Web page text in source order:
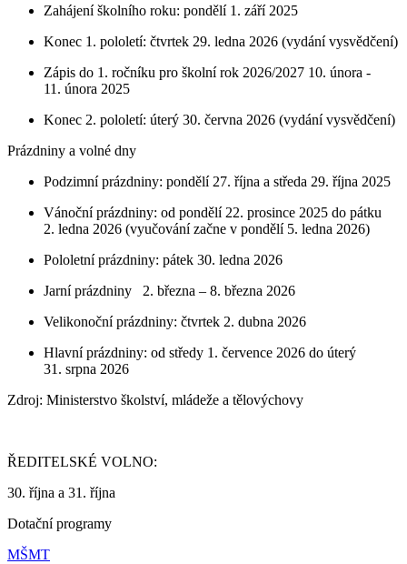
Zahájení školního roku: pondělí 1. září 2025
Konec 1. pololetí: čtvrtek 29. ledna 2026 (vydání vysvědčení)
Zápis do 1. ročníku pro školní rok 2026/2027 10. února -
11. února 2025
Konec 2. pololetí: úterý 30. června 2026 (vydání vysvědčení)
Prázdniny a volné dny
Podzimní prázdniny: pondělí 27. října a středa 29. října 2025
Vánoční prázdniny: od pondělí 22. prosince 2025 do pátku
2. ledna 2026 (vyučování začne v pondělí 5. ledna 2026)
Pololetní prázdniny: pátek 30. ledna 2026
Jarní prázdniny 2. března – 8. března 2026
Velikonoční prázdniny: čtvrtek 2. dubna 2026
Hlavní prázdniny: od středy 1. července 2026 do úterý
31. srpna 2026
Zdroj: Ministerstvo školství, mládeže a tělovýchovy
ŘEDITELSKÉ VOLNO:
30. října a 31. října
Dotační programy
MŠMT